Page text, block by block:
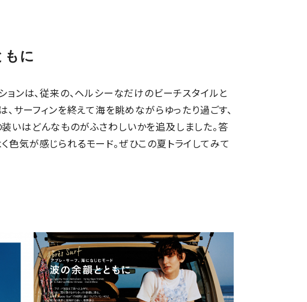
もに
ンは、従来の、ヘルシーなだけのビーチスタイルと
、サーフィンを終えて海を眺めながらゆったり過ごす、
いはどんなものがふさわしいかを追及しました。答
色気が感じられるモード。ぜひこの夏トライしてみて